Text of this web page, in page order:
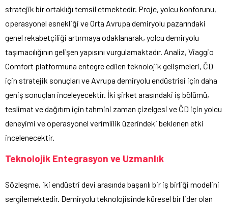
stratejik bir ortaklığı temsil etmektedir. Proje, yolcu konforunu,
operasyonel esnekliği ve Orta Avrupa demiryolu pazarındaki
genel rekabetçiliği artırmaya odaklanarak, yolcu demiryolu
taşımacılığının gelişen yapısını vurgulamaktadır. Analiz, Viaggio
Comfort platformuna entegre edilen teknolojik gelişmeleri, ČD
için stratejik sonuçları ve Avrupa demiryolu endüstrisi için daha
geniş sonuçları inceleyecektir. İki şirket arasındaki iş bölümü,
teslimat ve dağıtım için tahmini zaman çizelgesi ve ČD için yolcu
deneyimi ve operasyonel verimlilik üzerindeki beklenen etki
incelenecektir.
Teknolojik Entegrasyon ve Uzmanlık
Sözleşme, iki endüstri devi arasında başarılı bir iş birliği modelini
sergilemektedir. Demiryolu teknolojisinde küresel bir lider olan